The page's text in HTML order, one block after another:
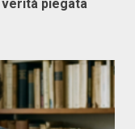
verità piegata